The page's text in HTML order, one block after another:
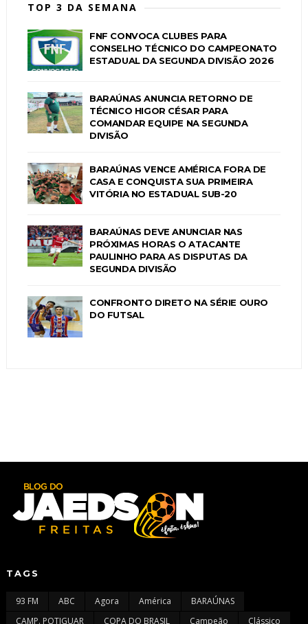
TOP 3 DA SEMANA
FNF CONVOCA CLUBES PARA
CONSELHO TÉCNICO DO CAMPEONATO
ESTADUAL DA SEGUNDA DIVISÃO 2026
BARAÚNAS ANUNCIA RETORNO DE
TÉCNICO HIGOR CÉSAR PARA
COMANDAR EQUIPE NA SEGUNDA
DIVISÃO
BARAÚNAS VENCE AMÉRICA FORA DE
CASA E CONQUISTA SUA PRIMEIRA
VITÓRIA NO ESTADUAL SUB-20
BARAÚNAS DEVE ANUNCIAR NAS
PRÓXIMAS HORAS O ATACANTE
PAULINHO PARA AS DISPUTAS DA
SEGUNDA DIVISÃO
CONFRONTO DIRETO NA SÉRIE OURO
DO FUTSAL
TAGS
93 FM ABC Agora América
BARAÚNAS
CAMP. POTIGUAR
COPA DO BRASIL Campeão Clássico